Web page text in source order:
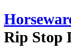
Rip Stop